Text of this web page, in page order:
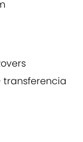
transferencia